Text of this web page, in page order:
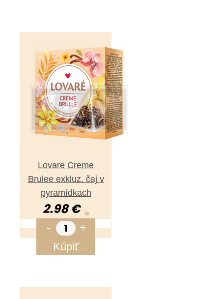
Lovare Creme
Brulee exkluz. čaj v
pyramídkach
2.98 €
- +
Kúpiť